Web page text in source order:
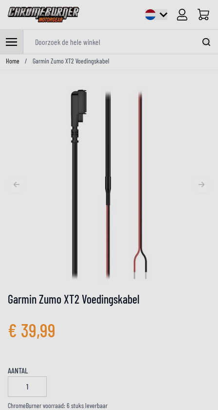
Cart
Ga naar de inhoud
Home / Garmin Zumo XT2 Voedingskabel
Garmin Zumo XT2 Voedingskabel
€ 39,99
AANTAL
ChromeBurner voorraad: 6 stuks leverbaar